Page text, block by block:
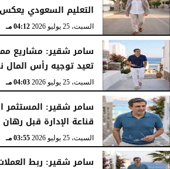
التعليم السعودي
السبت، 25 يوليو 2026 04:12 مـ
سامر شقير: مشاريع
تعيد توجيه رأس المال
السبت، 25 يوليو 2026 04:03 مـ
سامر شقير:
قناعة الإدارة قبل
السبت، 25 يوليو 2026 03:55 مـ
سامر شقير: ربط